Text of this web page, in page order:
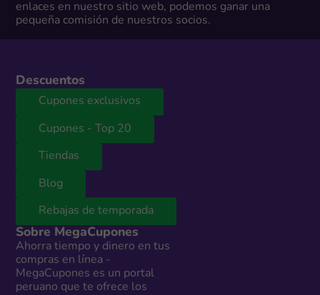
enlaces en nuestro sitio web, podemos ganar una
pequeña comisión de nuestros socios.
Descuentos
Cupones exclusivos
Cupones - Top 20
Tiendas
Blog
Rebajas de temporada
Sobre MegaCupones
Ahorra tiempo y dinero en tus
compras en línea -
MegaCupones es un portal
peruano que te ofrece los